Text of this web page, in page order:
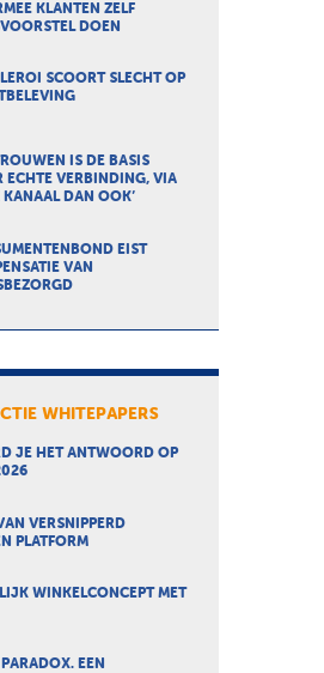
KLANTEN ZELF
DOEN
SCOORT SLECHT OP
IS DE BASIS
ECHTE VERBINDING, VIA
KANAAL DAN OOK’
EIST
VAN
WHITEPAPERS
JE HET ANTWOORD OP
VERSNIPPERD
PLATFORM
WINKELCONCEPT MET
EEN